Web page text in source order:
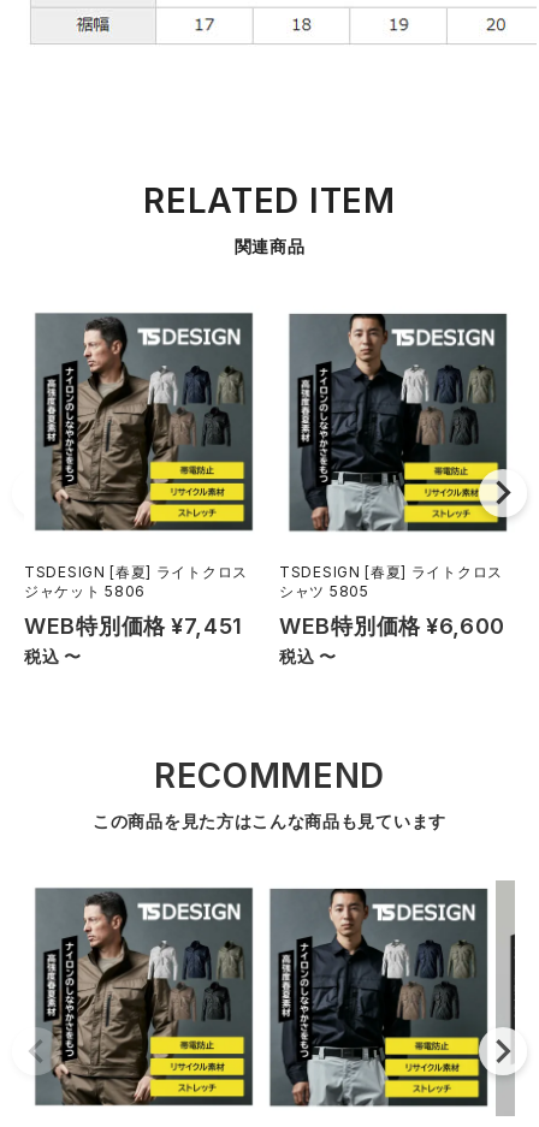
RELATED ITEM
関連商品
TSDESIGN [春夏] ライトクロス
ジャケット 5806
WEB特別価格¥7,451
税込 〜
TSDESIGN [春夏] ライトクロス
シャツ 5805
WEB特別価格¥6,600
税込 〜
RECOMMEND
この商品を見た方はこんな商品も見ています